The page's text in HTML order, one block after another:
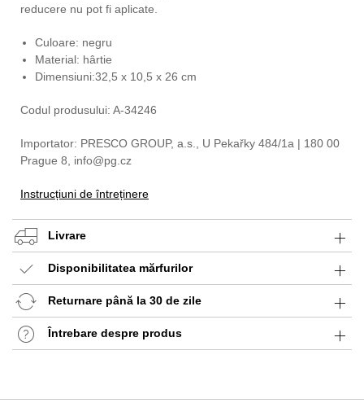
reducere nu pot fi aplicate.
Culoare: negru
Material: hârtie
Dimensiuni:32,5 x 10,5 x 26 cm
Codul produsului: A-34246
Importator: PRESCO GROUP, a.s., U Pekařky 484/1a | 180 00
Prague 8, info@pg.cz
Instrucțiuni de întreținere
Livrare
Disponibilitatea mărfurilor
Returnare până la 30 de zile
Întrebare despre produs